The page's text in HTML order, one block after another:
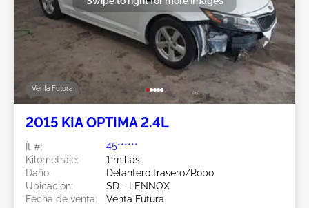
Venta Futura
2015 KIA OPTIMA 2.4L
Ít #:
45******
Kilometraje:
1 millas
Daño:
Delantero trasero/Robo
Ubicación:
SD - LENNOX
Fecha de venta:
Venta Futura